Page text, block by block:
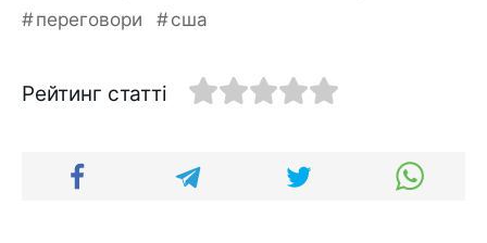
переговори
сша
Рейтинг статті